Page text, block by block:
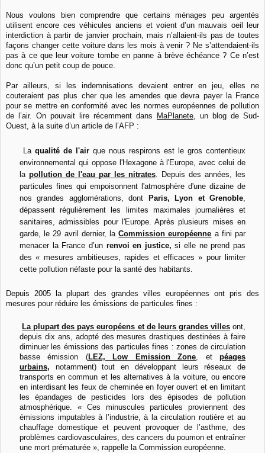
Nous voulons bien comprendre que certains ménages peu argentés
utilisent encore ces véhicules anciens et voient d’un mauvais oeil leur
interdiction à partir de janvier prochain, mais n’allaient-ils pas de toutes
façons changer cette voiture dans les mois à venir ? Ne s’attendaient-ils
pas à ce que leur voiture tombe en panne à brève échéance ? Ce n’est
donc qu’un petit coup de pouce.
Par ailleurs, si les indemnisations devaient entrer en jeu, elles ne
couteraient pas plus cher que les amendes que devra payer la France
pour se mettre en conformité avec les normes européennes de pollution
de l’air. On pouvait lire récemment dans
MaPlanete, un blog de Sud-
Ouest, à la suite d’un article de l’AFP :
La qualité de l'air que nous respirons est le gros contentieux
environnemental qui oppose l'Hexagone à l'Europe, avec celui de
la pollution de l'eau par les nitrates . Depuis des années, les
particules fines qui empoisonnent l'atmosphère d'une dizaine de
nos grandes agglomérations, dont Paris, Lyon et Grenoble
dépassent régulièrement les limites maximales journalières et
sanitaires, admissibles pour l'Europe. Après plusieurs mises en
garde, le 29 avril dernier, laCommission européenne a fini par
menacer la France d’un renvoi en justice, si elle ne prend pas
des « mesures ambitieuses, rapides et efficaces » pour limiter
cette pollution néfaste pour la santé des habitants.
Depuis 2005 la plupart des grandes villes européennes ont pris des
mesures pour réduire les émissions de particules fines :
La plupart des pays européens et de leurs grandes villesont,
depuis dix ans, adopté des mesures drastiques destinées à faire
diminuer les émissions des particules fines : zones de circulation
basse émission (LEZ, Low Emission Zone, etpéages
urbains, notamment) tout en développant leurs réseaux de
transports en commun et les alternatives à la voiture, ou encore
en interdisant les feux de cheminée en foyer ouvert et en limitant
les épandages de pesticides lors des épisodes de pollution
atmosphérique. « Ces minuscules particules proviennent des
émissions imputables à l’industrie, à la circulation routière et au
chauffage domestique et peuvent provoquer de l’asthme, des
problèmes cardiovasculaires, des cancers du poumon et entraîner
une mort prématurée », rappelle la Commission européenne.